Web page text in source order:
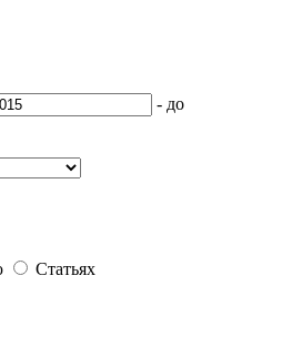
- до
Статьях